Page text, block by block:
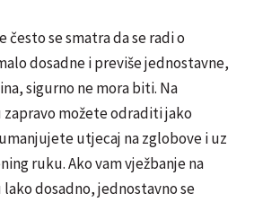
se smatra da se radi o
dosadne i previše jednostavne,
sigurno ne mora biti. Na
možete odraditi jako
utjecaj na zglobove i uz
ruku. Ako vam vježbanje na
dosadno, jednostavno se